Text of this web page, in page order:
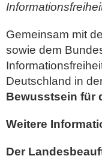
Gemeinsam mit
sowie dem
Deutschland in
Bewusstsein für
Weitere
Der